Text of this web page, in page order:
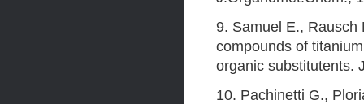
9. Samuel E., Rausch
compounds of
organic substitutents.
10. Pachinetti G.,